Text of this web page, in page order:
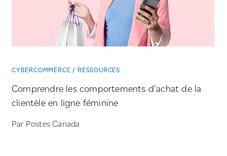
CYBERCOMMERCE RESSOURCES
Comprendre les comportements d'achat de la
clientèle en ligne féminine
Par Postes Canada